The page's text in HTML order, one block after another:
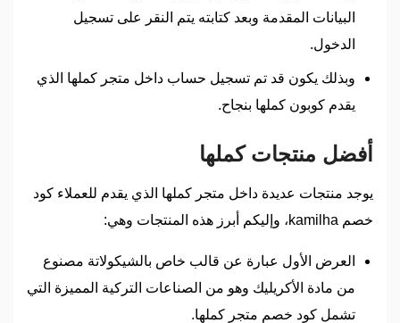
البيانات المقدمة وبعد كتابته يتم النقر على تسجيل
الدخول.
وبذلك يكون قد تم تسجيل حساب داخل متجر كملها الذي
يقدم كوبون كملها بنجاح.
أفضل منتجات كملها
يوجد منتجات عديدة داخل متجر كملها الذي يقدم للعملاء كود
خصم kamilha، وإليكم أبرز هذه المنتجات وهي:
العرض الأول عبارة عن قالب خاص بالشيكولاتة مصنوع
من مادة الأكريليك وهو من الصناعات التركية المميزة التي
تشمل كود خصم متجر كملها.